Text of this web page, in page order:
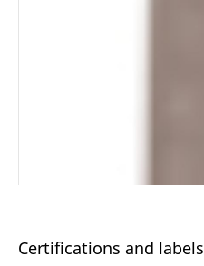
Certifications and labels